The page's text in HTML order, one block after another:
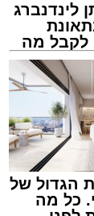
לינדנברג
לקבל מה
הגדול של
כל מה